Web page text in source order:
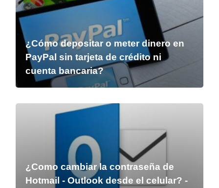
¿Cómo depositar o meter dinero en
PayPal sin tarjeta de crédito ni
cuenta bancaria?
¿Como cambiar la contraseña de
Hotmail - Outlook desde el celular? -